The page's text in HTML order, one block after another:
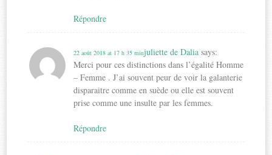
Répondre
juliette de Dalia says:
22 août 2018 at 17 h 35 min
Merci pour ces distinctions dans l’égalité Homme
– Femme . J’ai souvent peur de voir la galanterie
disparaitre comme en suède ou elle est souvent
prise comme une insulte par les femmes.
Répondre